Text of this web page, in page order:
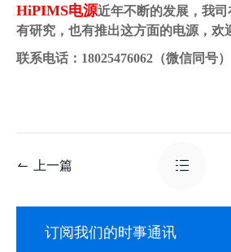
HiPIMS电源近年不断的发展，我
有研究，也有推出这方面的电源，欢
联系电话：18025476062（微信同号）
上一篇
订阅我们的时事通讯